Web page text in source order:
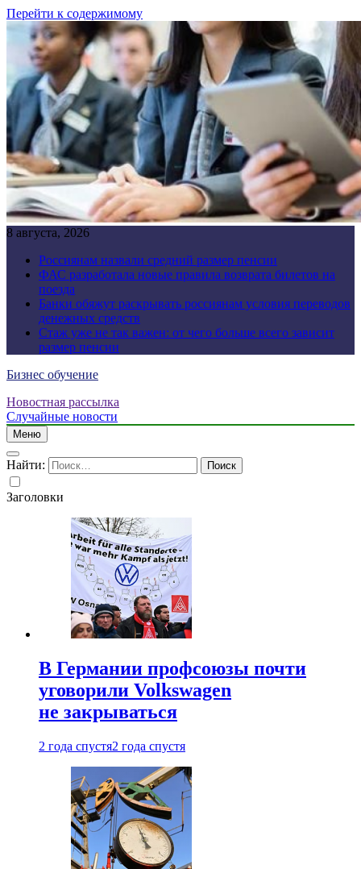
Перейти к содержимому
8 августа, 2026
Россиянам назвали средний размер пенсии
ФАС разработала новые правила возврата билетов на
поезда
Банки обяжут раскрывать россиянам условия переводов
денежных средств
Стаж уже не так важен: от чего больше всего зависит
размер пенсии
Бизнес обучение
Новостная рассылка
Случайные новости
Меню
Найти:
Заголовки
В Германии профсоюзы почти
уговорили Volkswagen
не закрываться
2 года спустя2 года спустя